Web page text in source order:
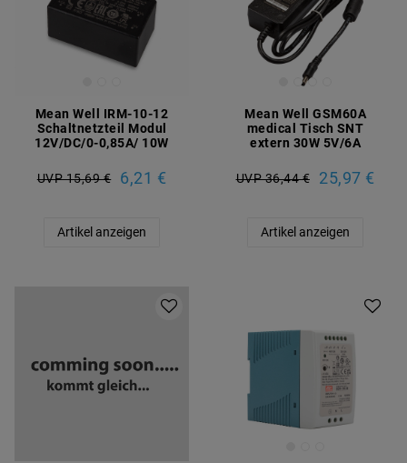
Mean Well IRM-10-12
Schaltnetzteil Modul
12V/DC/0-0,85A/ 10W
UVP 15,69 € 6,21 €
Artikel anzeigen
Mean Well GSM60A
medical Tisch SNT
extern 30W 5V/6A
UVP 36,44 € 25,97 €
Artikel anzeigen